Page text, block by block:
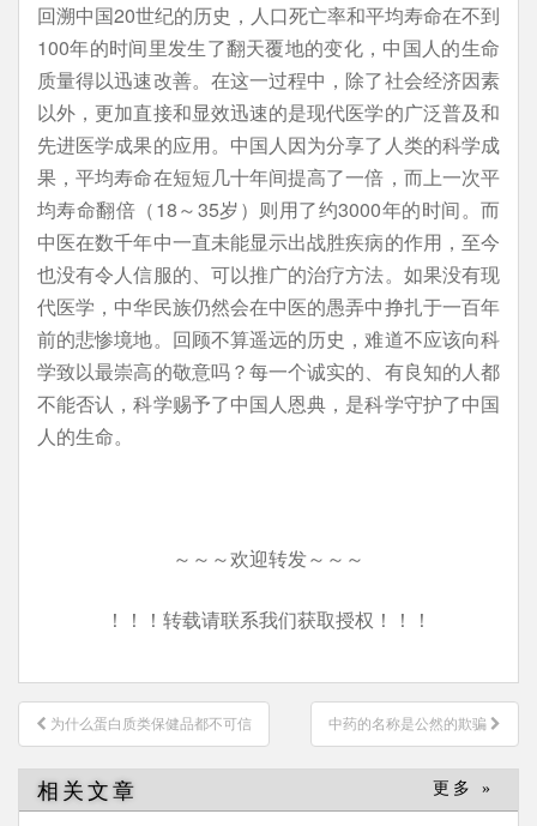
回溯中国20世纪的历史，人口死亡率和平均寿命在不到
100年的时间里发生了翻天覆地的变化，中国人的生命
质量得以迅速改善。在这一过程中，除了社会经济因素
以外，更加直接和显效迅速的是现代医学的广泛普及和
先进医学成果的应用。中国人因为分享了人类的科学成
果，平均寿命在短短几十年间提高了一倍，而上一次平
均寿命翻倍（18～35岁）则用了约3000年的时间。而
中医在数千年中一直未能显示出战胜疾病的作用，至今
也没有令人信服的、可以推广的治疗方法。如果没有现
代医学，中华民族仍然会在中医的愚弄中挣扎于一百年
前的悲惨境地。回顾不算遥远的历史，难道不应该向科
学致以最崇高的敬意吗？每一个诚实的、有良知的人都
不能否认，科学赐予了中国人恩典，是科学守护了中国
人的生命。
～～～欢迎转发～～～
！！！转载请联系我们获取授权！！！
文
章
导
航
为什么蛋白质类保健品都不可信 中药的名称是公然的欺骗
相关文章 更多 »